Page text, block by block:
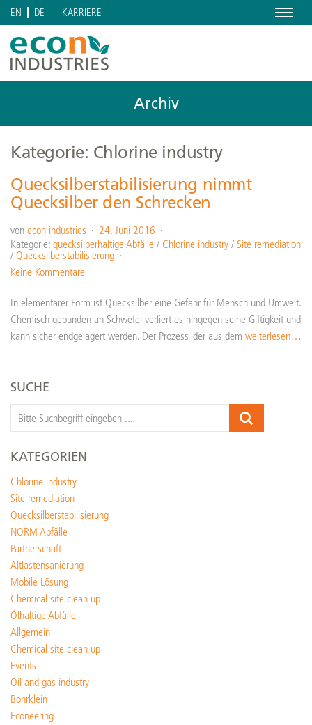
Menu
EN DE KARRIERE
Archiv
Kategorie: Chlorine industry
Quecksilberstabilisierung nimmt
Quecksilber den Schrecken
von econ industries
24. Juni 2016
Kategorie: quecksilberhaltige Abfälle / Chlorine industry / Site remediation
/ Quecksilberstabilisierung
Keine Kommentare
In elementarer Form ist Quecksilber eine Gefahr für Mensch und Umwelt.
Chemisch gebunden an Schwefel verliert es hingegen seine Giftigkeit und
kann sicher endgelagert werden. Der Prozess, der aus dem weiterlesen…
SUCHE
KATEGORIEN
Chlorine industry
Site remediation
Quecksilberstabilisierung
NORM Abfälle
Partnerschaft
Altlastensanierung
Mobile Lösung
Chemical site clean up
Ölhaltige Abfälle
Allgemein
Chemical site clean up
Events
Oil and gas industry
Bohrklein
Econeering